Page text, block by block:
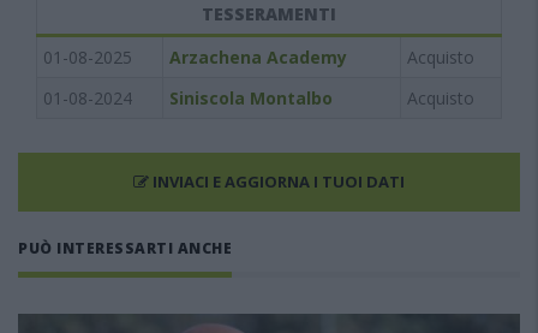
TESSERAMENTI
01-08-2025
Arzachena Academy
Acquisto
01-08-2024
Siniscola Montalbo Acquisto
INVIACI E AGGIORNA I TUOI DATI
PUÒ INTERESSARTI ANCHE